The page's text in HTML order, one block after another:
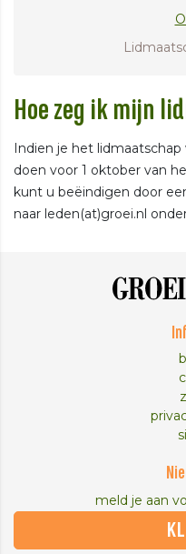
Hoe zeg ik mijn
Indien je het
doen voor 1 oktober van
kunt u beëindigen door
naar leden(at)groei.nl
meld je aan